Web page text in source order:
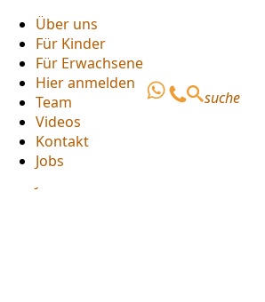
Über uns
Für Kinder
Für Erwachsene
Hier anmelden
Team
Videos
Kontakt
Jobs
suche
Über uns
Für Kinder
Für Erwachsene
Hier anmelden
Team
Videos
Kontakt